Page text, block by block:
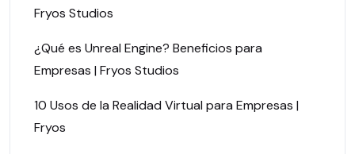
Fryos Studios
¿Qué es Unreal Engine? Beneficios para
Empresas | Fryos Studios
10 Usos de la Realidad Virtual para Empresas |
Fryos